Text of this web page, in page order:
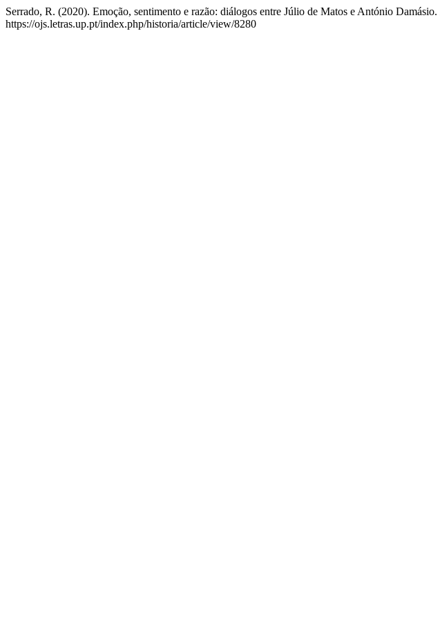
Serrado, R. (2020). Emoção, sentimento e razão: diálogos entre Júlio de Matos e António Damásio.
https://ojs.letras.up.pt/index.php/historia/article/view/8280